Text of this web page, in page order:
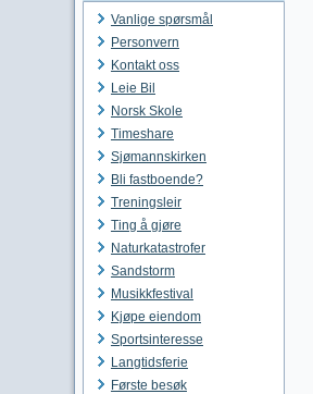
Vanlige spørsmål
Personvern
Kontakt oss
Leie Bil
Norsk Skole
Timeshare
Sjømannskirken
Bli fastboende?
Treningsleir
Ting å gjøre
Naturkatastrofer
Sandstorm
Musikkfestival
Kjøpe eiendom
Sportsinteresse
Langtidsferie
Første besøk